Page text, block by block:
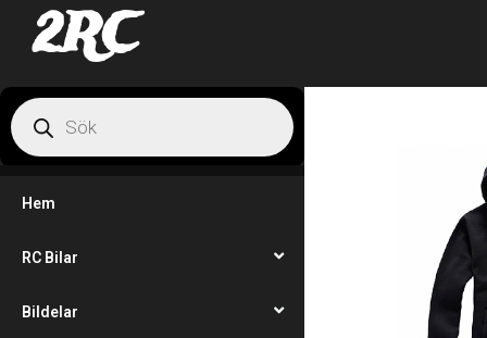
2RC
Hem
RC Bilar
Bildelar